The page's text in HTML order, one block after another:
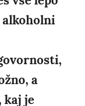
a
kaj je